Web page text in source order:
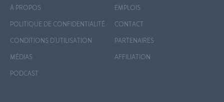
À PROPOS
POLITIQUE DE CONFIDENTIALITÉ
CONDITIONS D'UTILISATION
MÉDIAS
PODCAST
EMPLOIS
CONTACT
PARTENAIRES
AFFILIATION